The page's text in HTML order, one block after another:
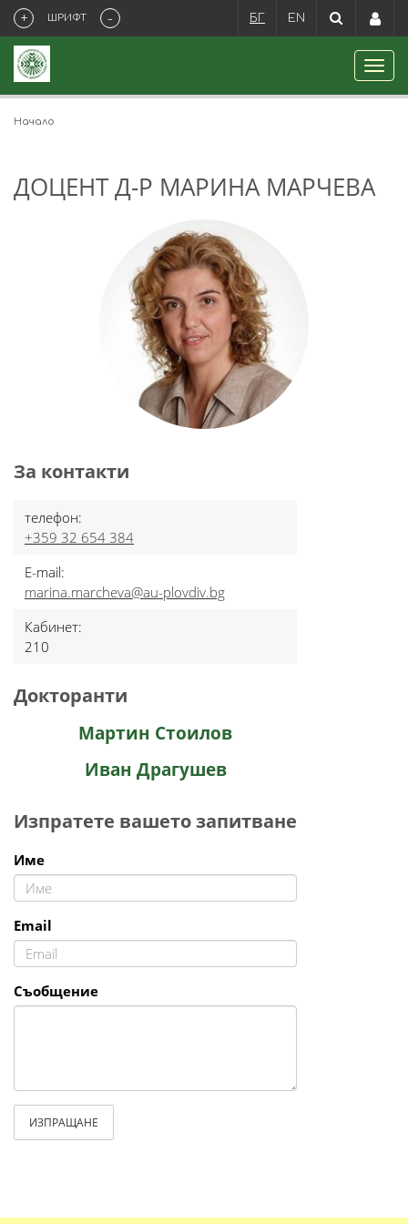
+ ШРИФТ - БГ EN
Начало
ДОЦЕНТ Д-Р МАРИНА МАРЧЕВА
За контакти
телефон:
+359 32 654 384
E-mail:
marina.marcheva@au-plovdiv.bg
Кабинет:
210
Докторанти
Мартин Стоилов
Иван Драгушев
Изпратете вашето запитване
Име
Email
Съобщение
ИЗПРАЩАНЕ